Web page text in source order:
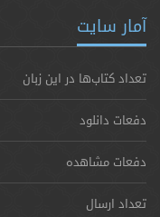
آمار سایت
تعداد کتاب‌ها در این زبان
دفعات دانلود
دفعات مشاهده
تعداد ارسال